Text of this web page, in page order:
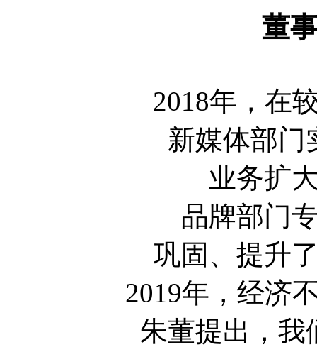
董
2018年，在
新媒体部门
业务扩
品牌部门
巩固、提升
2019年，经济
朱董提出，我